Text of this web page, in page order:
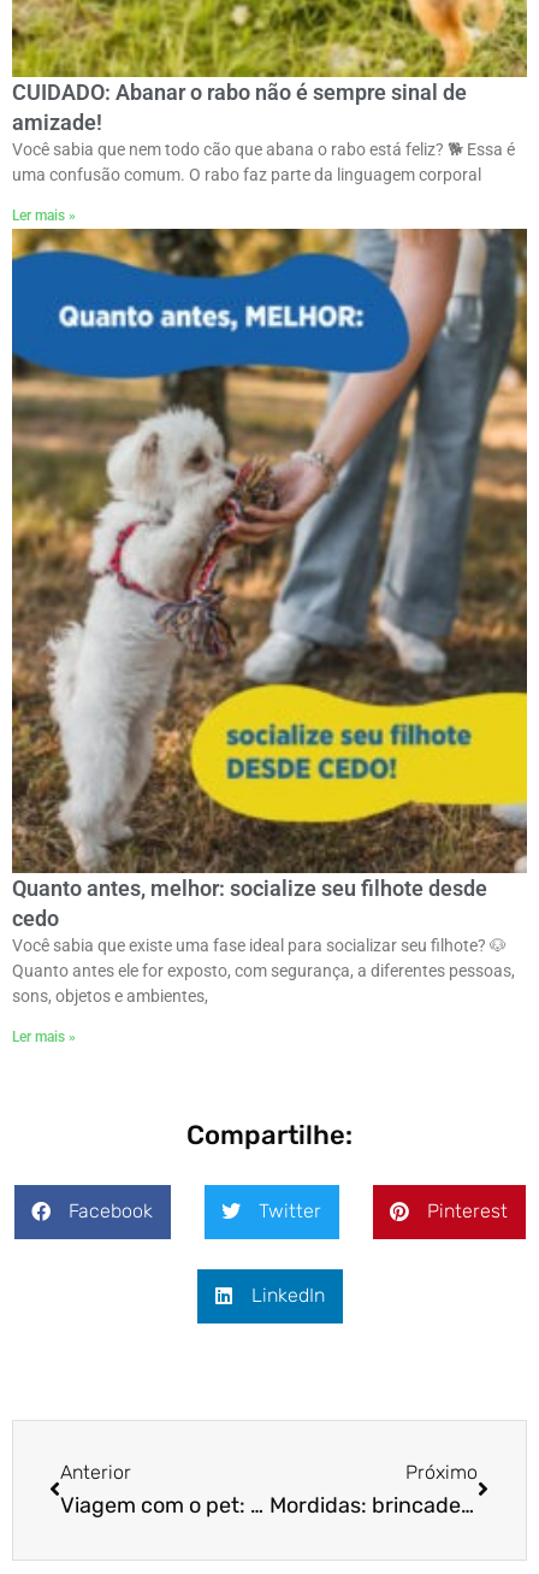
CUIDADO: Abanar o rabo não é sempre sinal de
amizade!
Você sabia que nem todo cão que abana o rabo está feliz? 🐕 Essa é
uma confusão comum. O rabo faz parte da linguagem corporal
Ler mais »
Quanto antes, melhor: socialize seu filhote desde
cedo
Você sabia que existe uma fase ideal para socializar seu filhote? 🐶ㅤ
Quanto antes ele for exposto, com segurança, a diferentes pessoas,
sons, objetos e ambientes,
Ler mais »
Compartilhe:
Facebook Twitter Pinterest
LinkedIn
Anterior
Viagem com o pet: tudo o que você precisa saber
Próximo
Mordidas: brincadeira ou sinal de preocupação?